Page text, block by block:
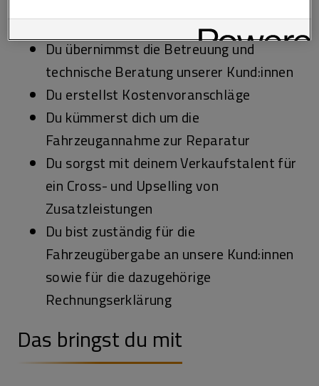
Du übernimmst die Betreuung und
technische Beratung unserer Kund:innen
Du erstellst Kostenvoranschläge
Du kümmerst dich um die
Fahrzeugannahme zur Reparatur
Du sorgst mit deinem Verkaufstalent für
ein Cross- und Upselling von
Zusatzleistungen
Du bist zuständig für die
Fahrzeugübergabe an unsere Kund:innen
sowie für die dazugehörige
Rechnungserklärung
Das bringst du mit
Technologien finden Sie in unserer Cookie und Technologie
Richtlinie sowie in den Technologie Einstellungen am Ende der
Website.